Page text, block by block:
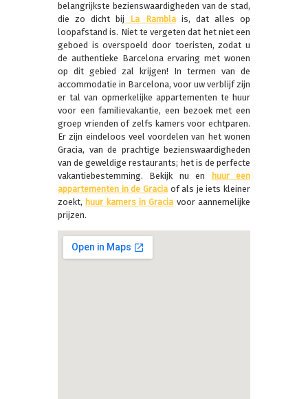
belangrijkste bezienswaardigheden van de stad,
die zo dicht bij La Ramblais, dat alles op
loopafstand is. Niet te vergeten dat het niet een
geboed is overspoeld door toeristen, zodat u
de authentieke Barcelona ervaring met wonen
op dit gebied zal krijgen! In termen van de
accommodatie in Barcelona, voor uw verblijf zijn
er tal van opmerkelijke appartementen te huur
voor een familievakantie, een bezoek met een
groep vrienden of zelfs kamers voor echtparen.
Er zijn eindeloos veel voordelen van het wonen
Gracia, van de prachtige bezienswaardigheden
van de geweldige restaurants; het is de perfecte
vakantiebestemming. Bekijk nu en
huur een
appartementen in de Graciaof als je iets kleiner
zoekt, huur kamers in Gracia voor aannemelijke
prijzen.